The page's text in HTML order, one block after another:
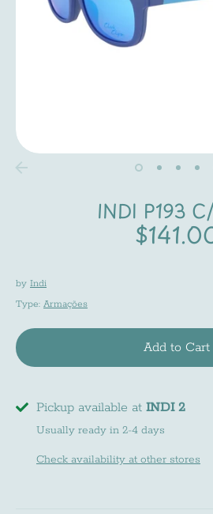
INDI P193
by Indi
Type: Armações
Add to Cart
Pickup available at INDI 2
Usually ready in 2-4 days
Check availability at other stores